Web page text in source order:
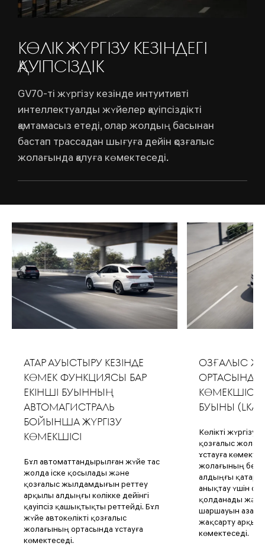
КӨЛІК ЖҮРГІЗУ КЕЗІНДЕГІ
ҚАУІПСІЗДІК
GV70-ті жүргізу кезінде интуитивті
интеллектуалды жүйелер қауіпсіздікті
қамтамасыз етеді, олар жолдың басынан
бастап трассадан шығуға дейін қозғалыс
жолағында қалуға көмектеседі.
ҚАТАР АУЫСТЫРУ КЕЗІНДЕ
КӨМЕК ФУНКЦИЯСЫ БАР
ЕКІНШІ БУЫННЫҢ
АВТОМАГИСТРАЛЬ
БОЙЫНША ЖҮРГІЗУ
КӨМЕКШІСІ
Бұл автоматтандырылған жүйе тас
жолда іске қосылады және
қозғалыс жылдамдығын реттеу
арқылы алдыңғы көлікке дейінгі
қауіпсіз қашықтықты реттейді. Бұл
жүйе автокөлікті қозғалыс
жолағының ортасында ұстауға
көмектеседі.
ҚОЗҒАЛЫС
ОРТАСЫНДА
БУЫНЫ (LKA)
Көлікті жүргізу
қозғалыс
ұстауға
жолағының
алдыңғы
анықтау үшін
қолданады және
шаршауын азайту
жақсарту
көмектеседі.